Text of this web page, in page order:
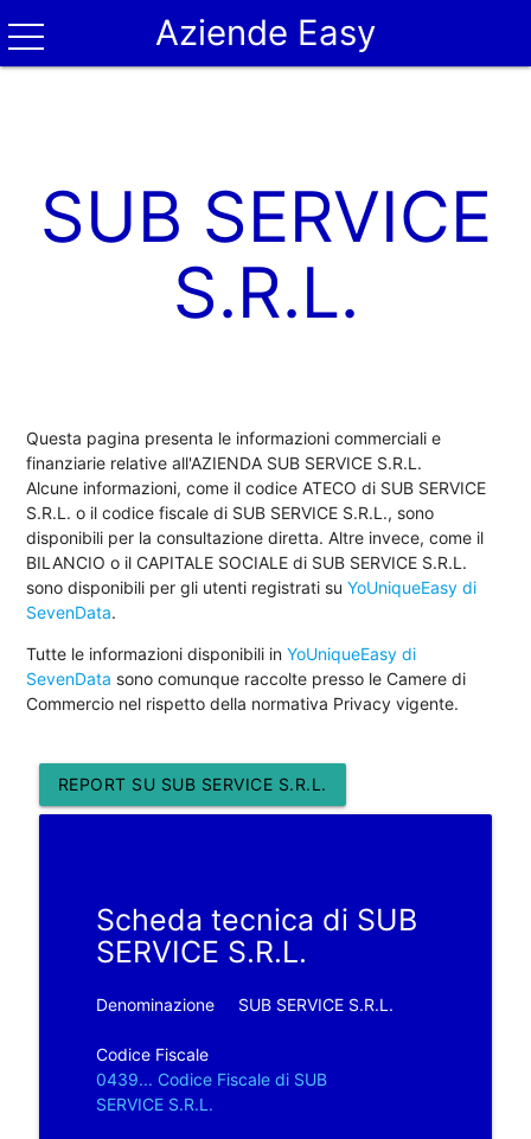
Aziende Easy
SUB SERVICE
S.R.L.
Questa pagina presenta le informazioni commerciali e
finanziarie relative all'AZIENDA SUB SERVICE S.R.L.
Alcune informazioni, come il codice ATECO di SUB SERVICE
S.R.L. o il codice fiscale di SUB SERVICE S.R.L., sono
disponibili per la consultazione diretta. Altre invece, come il
BILANCIO o il CAPITALE SOCIALE di SUB SERVICE S.R.L.
sono disponibili per gli utenti registrati suYoUniqueEasy di
SevenData.
Tutte le informazioni disponibili inYoUniqueEasy di
SevenData sono comunque raccolte presso le Camere di
Commercio nel rispetto della normativa Privacy vigente.
REPORT SU SUB SERVICE S.R.L.
Scheda tecnica di SUB
SERVICE S.R.L.
Denominazione SUB SERVICE S.R.L.
Codice Fiscale
0439... Codice Fiscale di SUB
SERVICE S.R.L.